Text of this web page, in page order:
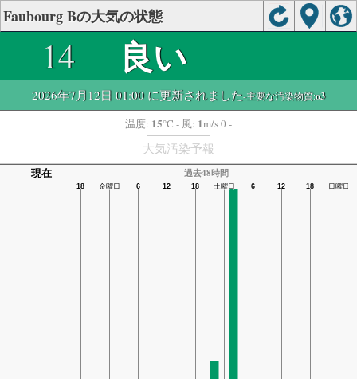
Faubourg Bの大気の状態
14 良い
2026年7月12日 01:00 に更新されました-主要な汚染物質:o3
温度: 15°C - 風: 1m/s 0 -
大気汚染予報
現在 過去48時間